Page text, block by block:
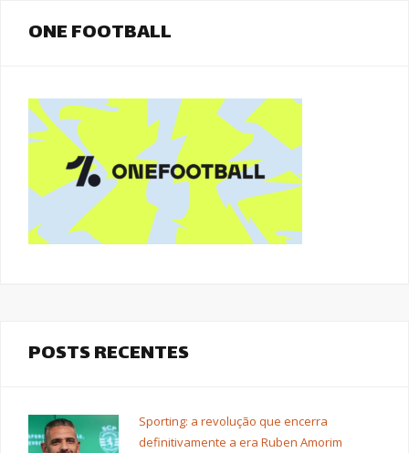
ONE FOOTBALL
POSTS RECENTES
Sporting: a revolução que encerra
definitivamente a era Ruben Amorim